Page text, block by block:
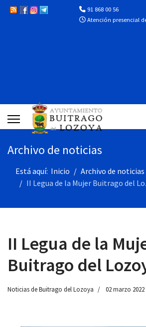
91 868 00 56
Atención presencial
Archivo de noticias
Está aquí: Inicio
Archivo de noticias
II Legua de la Mujer Buitrago del
II Legua de la
Buitrago del
Noticias de Buitrago del Lozoya 02 marzo 2022